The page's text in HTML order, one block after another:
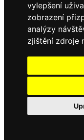
vylepšení
zobrazení
analýzy
zjištění zdroje